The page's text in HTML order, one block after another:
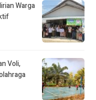
Warga
Voli,